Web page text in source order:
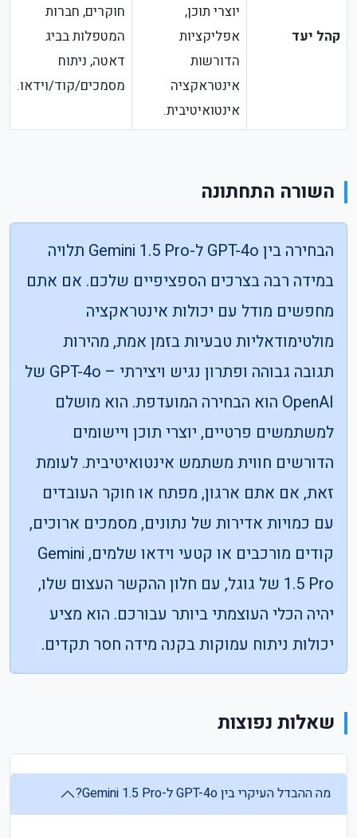
קהל יעד
יוצרי תוכן,
אפליקציות
הדורשות
אינטראקציה
אינטואיטיבית.
חוקרים, חברות
המטפלות בביג
דאטה, ניתוח
מסמכים/קוד/וידאו.
השורה התחתונה
הבחירה בין GPT-4o ל-Gemini 1.5 Pro תלויה
במידה רבה בצרכים הספציפיים שלכם. אם אתם
מחפשים מודל עם יכולות אינטראקציה
מולטימודאליות טבעיות בזמן אמת, מהירות
תגובה גבוהה ופתרון נגיש ויצירתי – GPT-4o של
OpenAI הוא הבחירה המועדפת. הוא מושלם
למשתמשים פרטיים, יוצרי תוכן ויישומים
הדורשים חווית משתמש אינטואיטיבית. לעומת
זאת, אם אתם ארגון, מפתח או חוקר העובדים
עם כמויות אדירות של נתונים, מסמכים ארוכים,
קודים מורכבים או קטעי וידאו שלמים, Gemini
1.5 Pro של גוגל, עם חלון ההקשר העצום שלו,
יהיה הכלי העוצמתי ביותר עבורכם. הוא מציע
יכולות ניתוח עמוקות בקנה מידה חסר תקדים.
שאלות נפוצות
מה ההבדל העיקרי בין GPT-4o ל-Gemini 1.5 Pro?